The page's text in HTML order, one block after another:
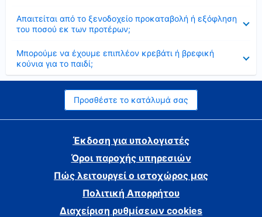
Απαιτείται από το ξενοδοχείο προκαταβολή ή εξόφληση
του ποσού εκ των προτέρων;
Μπορούμε να έχουμε επιπλέον κρεβάτι ή βρεφική
κούνια για το παιδί;
Προσθέστε το κατάλυμά σας
Έκδοση για υπολογιστές
Όροι παροχής υπηρεσιών
Πώς λειτουργεί ο ιστοχώρος μας
Πολιτική Απορρήτου
Διαχείριση ρυθμίσεων cookies